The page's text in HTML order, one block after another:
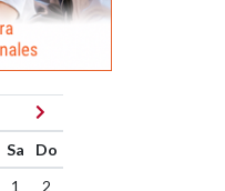
Sa
Do
1
2